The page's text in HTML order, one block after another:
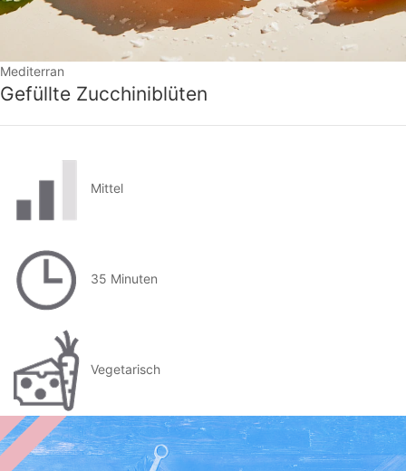
Mediterran
Gefüllte Zucchiniblüten
Mittel
35 Minuten
Vegetarisch